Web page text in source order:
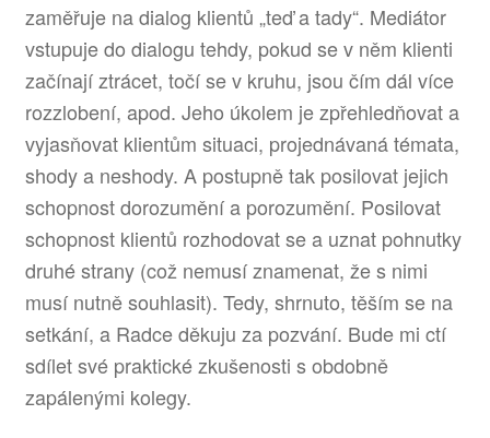
zaměřuje na dialog klientů „teď a tady“. Mediátor
vstupuje do dialogu tehdy, pokud se v něm klienti
začínají ztrácet, točí se v kruhu, jsou čím dál více
rozzlobení, apod. Jeho úkolem je zpřehledňovat a
vyjasňovat klientům situaci, projednávaná témata,
shody a neshody. A postupně tak posilovat jejich
schopnost dorozumění a porozumění. Posilovat
schopnost klientů rozhodovat se a uznat pohnutky
druhé strany (což nemusí znamenat, že s nimi
musí nutně souhlasit). Tedy, shrnuto, těším se na
setkání, a Radce děkuju za pozvání. Bude mi ctí
sdílet své praktické zkušenosti s obdobně
zapálenými kolegy.